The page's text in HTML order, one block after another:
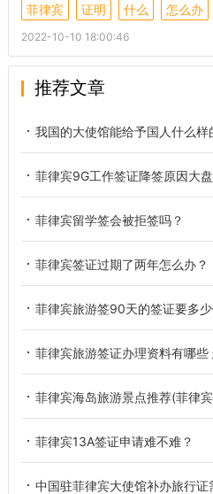
菲律宾 证明 什么 怎么办
2022-10-10 18:00:46
推荐文章
我国的大使馆能给予国人什么样
菲律宾9G工作签证降签原因大盘
菲律宾留学签会被拒签吗？
菲律宾签证过期了两年怎么办？
菲律宾旅游签90天的签证要多
菲律宾旅游签证办理资料有哪些
菲律宾海岛旅游景点推荐(菲律
菲律宾13A签证申请难不难？
中国驻菲律宾大使馆补办旅行证